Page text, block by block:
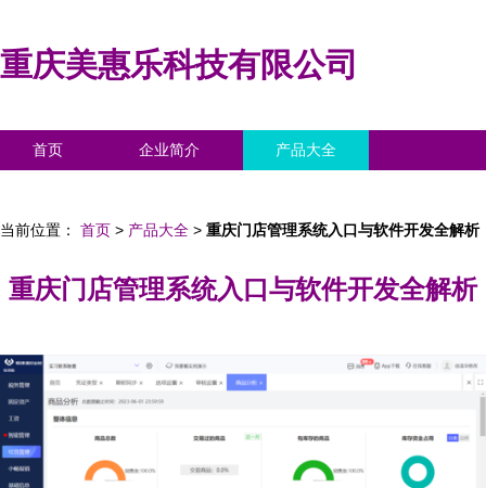
重庆美惠乐科技有限公司
首页 企业简介 产品大全
当前位置： 首页 > 产品大全 > 重庆门店管理系统入口与软件开发全解析
重庆门店管理系统入口与软件开发全解析